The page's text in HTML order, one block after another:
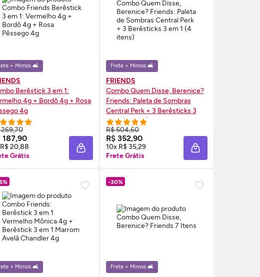
À SACOLA
+ Mimos 🛋️
Berêstick 3 em 1:
4g + Bordô 4g + Rosa
4g
269,70
187,90
20,88
Grátis
COMPRE AGORA ❯
ADICIONAR À SACOLA
Frete + Mimos 🛋️
FRIENDS
Combo Quem Disse, Berenice?
Friends: Paleta de Sombras
Central Perk + 3 Berêsticks 3
em 1 (4 itens)
R$ 504,60
R$ 352,90
10x R$ 35,29
Frete Grátis
COMPRE AGORA ❯
ADICIONAR À
+ Mimos 🛋️
-30%
Frete + Mimos 🛋️